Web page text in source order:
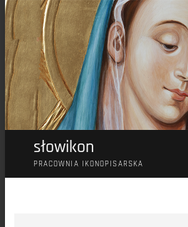
Przejdź
do
treści
słowikon
PRACOWNIA IKONOPISARSKA